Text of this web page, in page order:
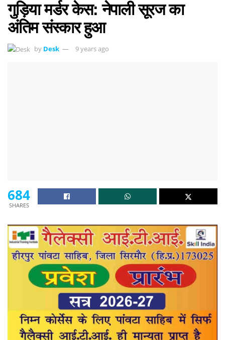
गुड़िया मर्डर केस: नेपाली सूरज का
अंतिम संस्कार हुआ
by Desk 9 years ago
684
SHARES